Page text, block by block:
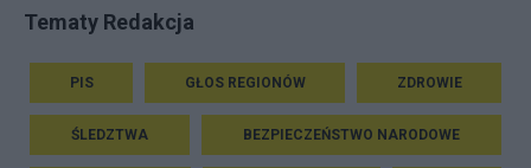
Tematy Redakcja
PIS GŁOS REGIONÓW ZDROWIE
ŚLEDZTWA BEZPIECZEŃSTWO NARODOWE